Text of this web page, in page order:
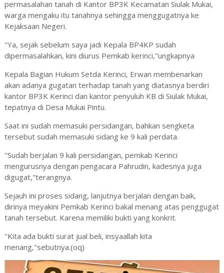
permasalahan tanah di Kantor BP3K Kecamatan Siulak Mukai,
warga mengaku itu tanahnya sehingga menggugatnya ke
Kejaksaan Negeri.
"Ya, sejak sebelum saya jadi Kepala BP4KP sudah
dipermasalahkan, kini diurus Pemkab kerinci,"ungkapnya
Kepala Bagian Hukum Setda Kerinci, Erwan membenarkan
akan adanya gugatan terhadap tanah yang diatasnya berdiri
kantor BP3K Kerinci dan kantor penyuluh KB di Siulak Mukai,
tepatnya di Desa Mukai Pintu.
Saat ini sudah memasuki persidangan, bahkan sengketa
tersebut sudah memasuki sidang ke 9 kali perdata.
"Sudah berjalan 9 kali persidangan, pemkab Kerinci
mengurusnya dengan pengacara Pahrudin, kadesnya juga
digugat,"terangnya.
Sejauh ini proses sidang, lanjutnya berjalan dengan baik,
dirinya meyakini Pemkab Kerinci bakal menang atas penggugat
tanah tersebut. Karena memiliki bukti yang konkrit.
"Kita ada bukti surat jual beli, insyaallah kita
menang,"sebutnya.(oq)